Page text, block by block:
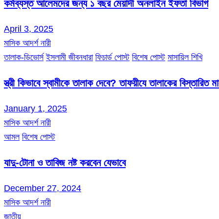
কর্মব্যস্ত আলেমদের জন্য ১ বছর মেয়াদী অনলাইন ইফতা বিভাগ
April 3, 2025
মাসিক আদর্শ নারী
তালাক-ডিভোর্স ইসলামী জীবনধারা ফিচার্ড পোস্ট বিশেষ পোস্ট মাসায়িল শিখি
স্ত্রী কিভাবে স্বামীকে তালাক দেবে? তাফয়ীযে তালাকের বিস্তারিত
January 1, 2025
মাসিক আদর্শ নারী
আমল বিশেষ পোস্ট
যাদু-টোনা ও তাবিজ নষ্ট করবেন যেভাবে
December 27, 2024
মাসিক আদর্শ নারী
জাতীয়